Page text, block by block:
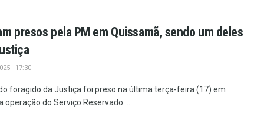
presos pela PM em Quissamã, sendo um deles
- 17:30
foragido da Justiça foi preso na última terça-feira (17) em
do Serviço Reservado ...